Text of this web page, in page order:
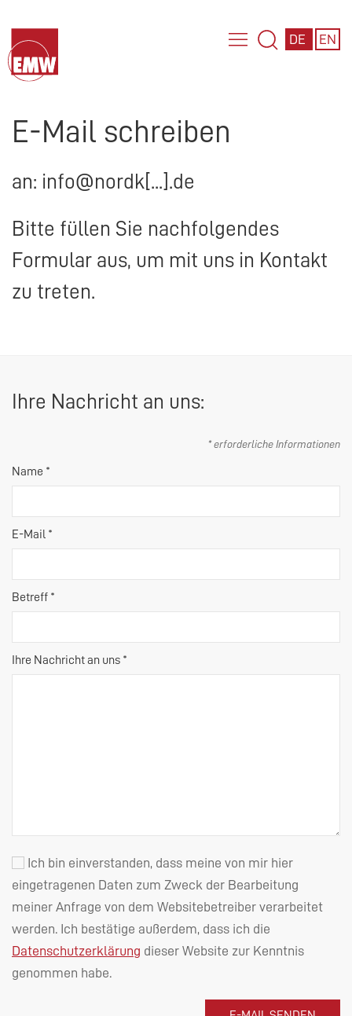
DE EN
E-Mail schreiben
an: info@nordk[...].de
Bitte füllen Sie nachfolgendes
Formular aus, um mit uns in Kontakt
zu treten.
Ihre Nachricht an uns:
* erforderliche Informationen
Name *
E-Mail *
Betreff *
Ihre Nachricht an uns *
Ich bin einverstanden, dass meine von mir hier
eingetragenen Daten zum Zweck der Bearbeitung
meiner Anfrage von dem Websitebetreiber verarbeitet
werden. Ich bestätige außerdem, dass ich die
Datenschutzerklärung dieser Website zur Kenntnis
genommen habe.